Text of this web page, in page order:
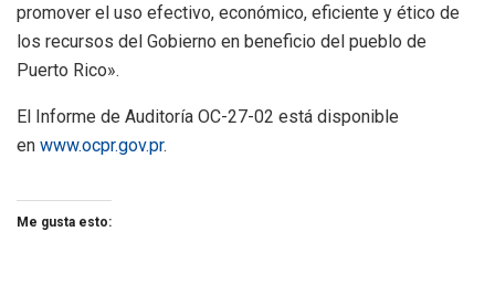
promover el uso efectivo, económico, eficiente y ético de
los recursos del Gobierno en beneficio del pueblo de
Puerto Rico».
El Informe de Auditoría OC-27-02 está disponible
en www.ocpr.gov.pr.
Me gusta esto: